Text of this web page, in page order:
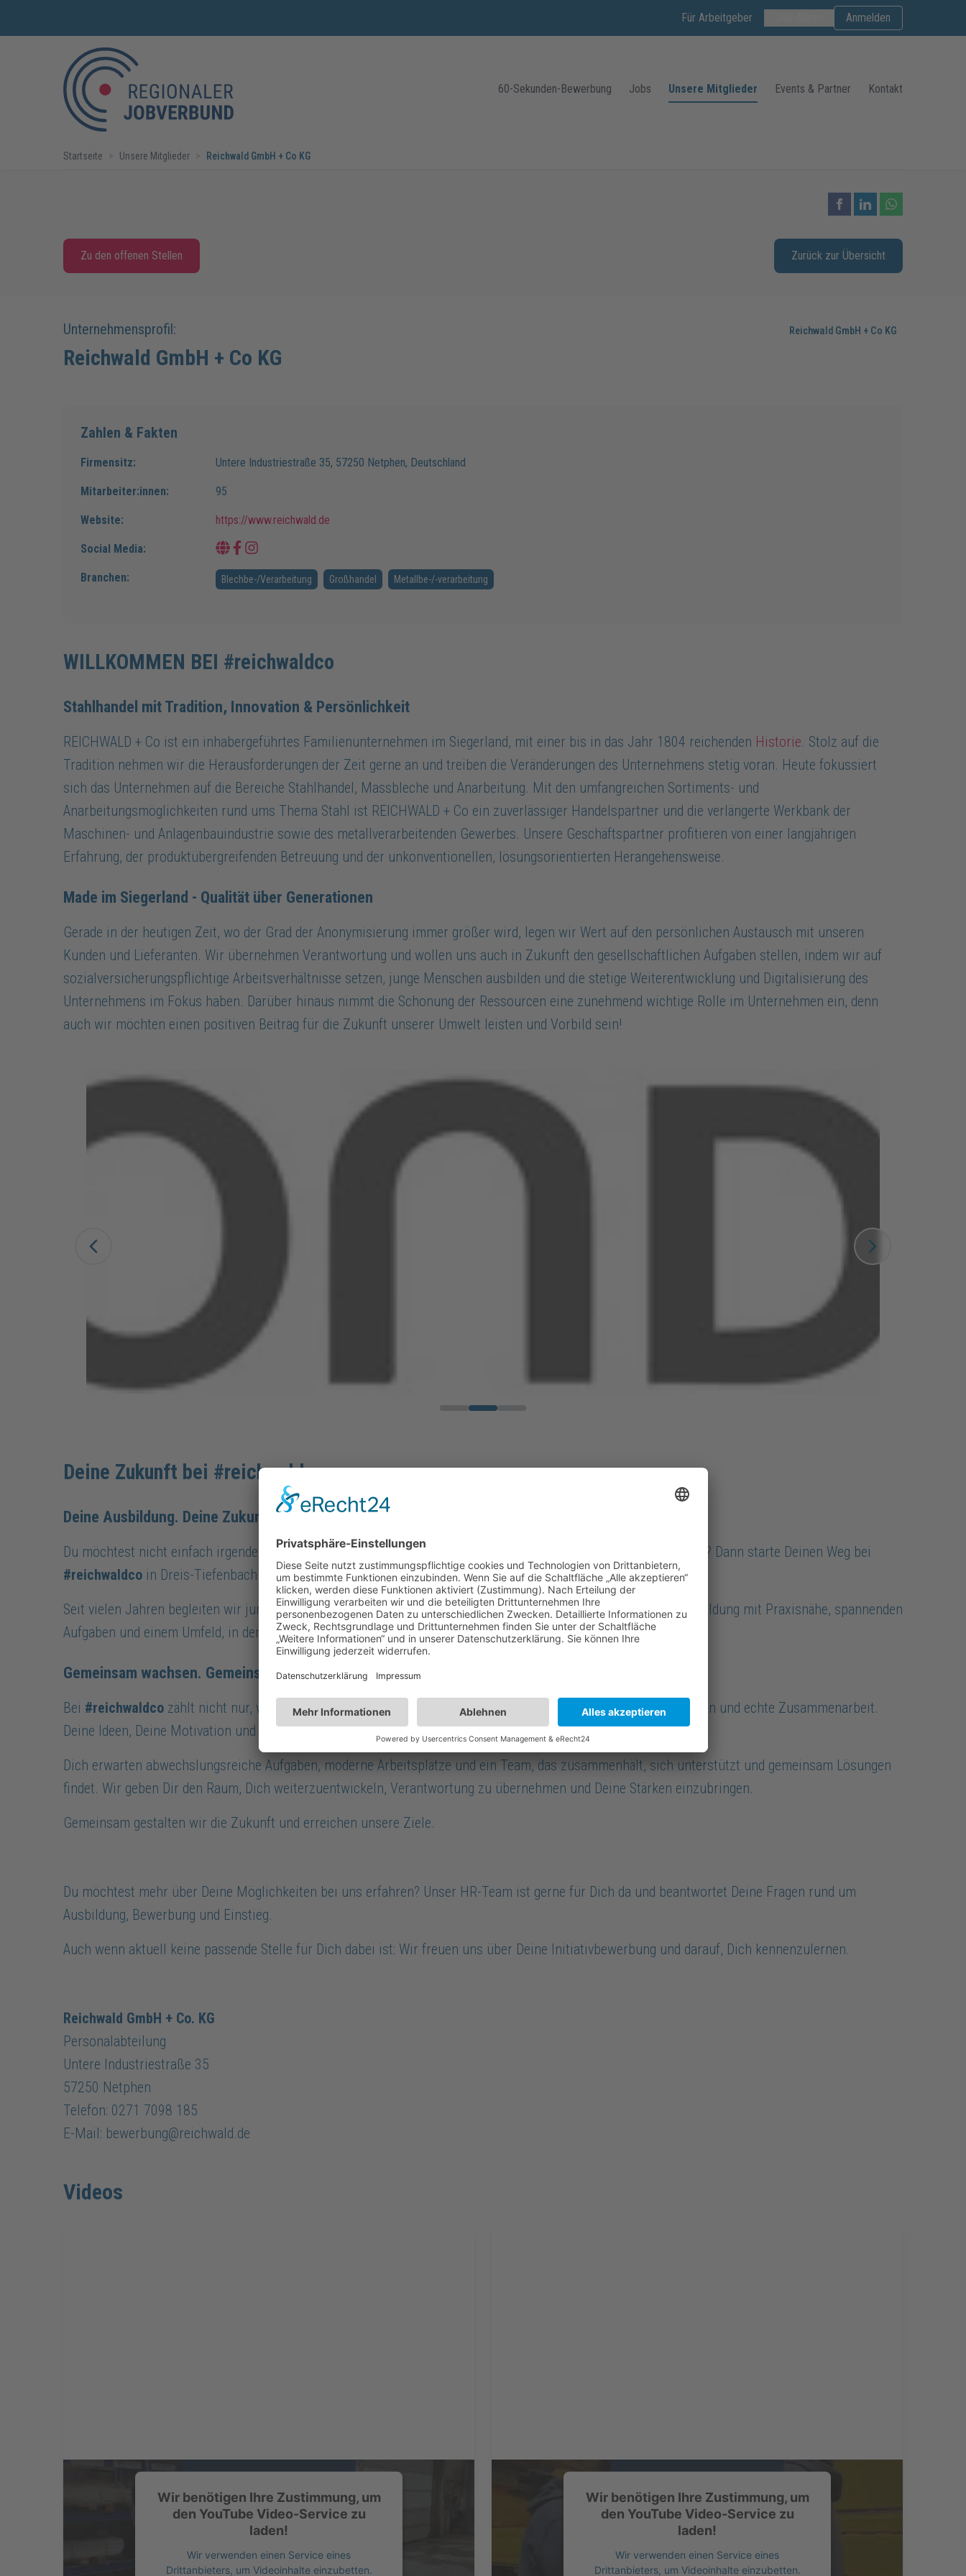
Für Arbeitgeber Anmelden
60-Sekunden-Bewerbung Jobs Unsere Mitglieder Events & Partner Kontakt
Startseite > Unsere Mitglieder > Reichwald GmbH + Co KG
Zu den offenen Stellen Zurück zur Übersicht
Unternehmensprofil:
Reichwald GmbH + Co KG
Reichwald GmbH + Co KG
Zahlen & Fakten
Firmensitz: Untere Industriestraße 35, 57250 Netphen, Deutschland
Mitarbeiter:innen: 95
Website: https://www.reichwald.de
Social Media:
Branchen: Blechbe-/Verarbeitung Großhandel Metallbe-/-verarbeitung
WILLKOMMEN BEI #reichwaldco
Stahlhandel mit Tradition, Innovation & Persönlichkeit
REICHWALD + Co ist ein inhabergeführtes Familienunternehmen im Siegerland, mit einer bis in das Jahr 1804 reichenden Historie. Stolz auf die
Tradition nehmen wir die Herausforderungen der Zeit gerne an und treiben die Veränderungen des Unternehmens stetig voran. Heute fokussiert
sich das Unternehmen auf die Bereiche Stahlhandel, Massbleche und Anarbeitung. Mit den umfangreichen Sortiments- und
Anarbeitungsmöglichkeiten rund ums Thema Stahl ist REICHWALD + Co ein zuverlässiger Handelspartner und die verlängerte Werkbank der
Maschinen- und Anlagenbauindustrie sowie des metallverarbeitenden Gewerbes. Unsere Geschäftspartner profitieren von einer langjährigen
Erfahrung, der produktübergreifenden Betreuung und der unkonventionellen, lösungsorientierten Herangehensweise.
Made im Siegerland - Qualität über Generationen
Gerade in der heutigen Zeit, wo der Grad der Anonymisierung immer größer wird, legen wir Wert auf den persönlichen Austausch mit unseren
Kunden und Lieferanten. Wir übernehmen Verantwortung und wollen uns auch in Zukunft den gesellschaftlichen Aufgaben stellen, indem wir auf
sozialversicherungspflichtige Arbeitsverhältnisse setzen, junge Menschen ausbilden und die stetige Weiterentwicklung und Digitalisierung des
Unternehmens im Fokus haben. Darüber hinaus nimmt die Schonung der Ressourcen eine zunehmend wichtige Rolle im Unternehmen ein, denn
auch wir möchten einen positiven Beitrag für die Zukunft unserer Umwelt leisten und Vorbild sein!
Deine Zukunft bei #reichwaldco
Deine Ausbildung. Deine Zukunft. Dein Start bei uns in Dreis-Tiefenbach.
Du möchtest nicht einfach irgendeine Ausbildung, sondern den perfekten Einstieg in eine Zukunft mit Perspektive? Dann starte Deinen Weg bei
#reichwaldco in Dreis-Tiefenbach und werde Teil unseres Teams.
Seit vielen Jahren begleiten wir junge Menschen auf ihrem Weg ins Berufsleben. Bei uns erwartet Dich eine Ausbildung mit Praxisnähe, spannenden
Aufgaben und einem Umfeld, in dem Du von Anfang an dazugehören wirst.
Gemeinsam wachsen. Gemeinsam Zukunft gestalten.
Bei #reichwaldco zählt nicht nur, was Du kannst – sondern auch, wer Du bist. Wir setzen auf Teamgeist, Vertrauen und echte Zusammenarbeit.
Deine Ideen, Deine Motivation und Dein Engagement machen den Unterschied.
Dich erwarten abwechslungsreiche Aufgaben, moderne Arbeitsplätze und ein Team, das zusammenhält, sich unterstützt und gemeinsam Lösungen
findet. Wir geben Dir den Raum, Dich weiterzuentwickeln, Verantwortung zu übernehmen und Deine Stärken einzubringen.
Gemeinsam gestalten wir die Zukunft und erreichen unsere Ziele.
Du möchtest mehr über Deine Möglichkeiten bei uns erfahren? Unser HR-Team ist gerne für Dich da und beantwortet Deine Fragen rund um
Ausbildung, Bewerbung und Einstieg.
Auch wenn aktuell keine passende Stelle für Dich dabei ist: Wir freuen uns über Deine Initiativbewerbung und darauf, Dich kennenzulernen.
Reichwald GmbH + Co. KG
Personalabteilung
Untere Industriestraße 35
57250 Netphen
Telefon: 0271 7098 185
E-Mail: bewerbung@reichwald.de
Videos
Wir benötigen Ihre Zustimmung, um
den YouTube Video-Service zu
laden!
Wir verwenden einen Service eines
Drittanbieters, um Videoinhalte einzubetten.
Wir benötigen Ihre Zustimmung, um
den YouTube Video-Service zu
laden!
Wir verwenden einen Service eines
Drittanbieters, um Videoinhalte einzubetten.